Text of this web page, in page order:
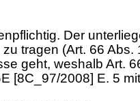
Der
zu tragen (Art. 66 Abs.
geht, weshalb Art.
[8C_97/2008] E. 5